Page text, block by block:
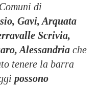
di
Gavi, Arquata
Scrivia,
Alessandria che
tenere la barra
possono